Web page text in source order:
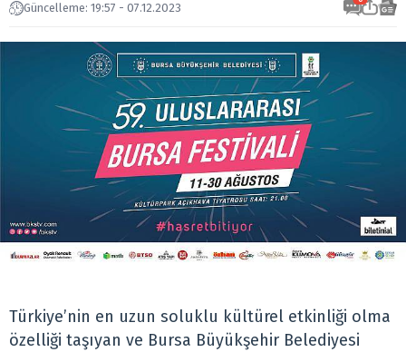
Güncelleme: 19:57 - 07.12.2023
Türkiye’nin en uzun soluklu kültürel etkinliği olma
özelliği taşıyan ve Bursa Büyükşehir Belediyesi